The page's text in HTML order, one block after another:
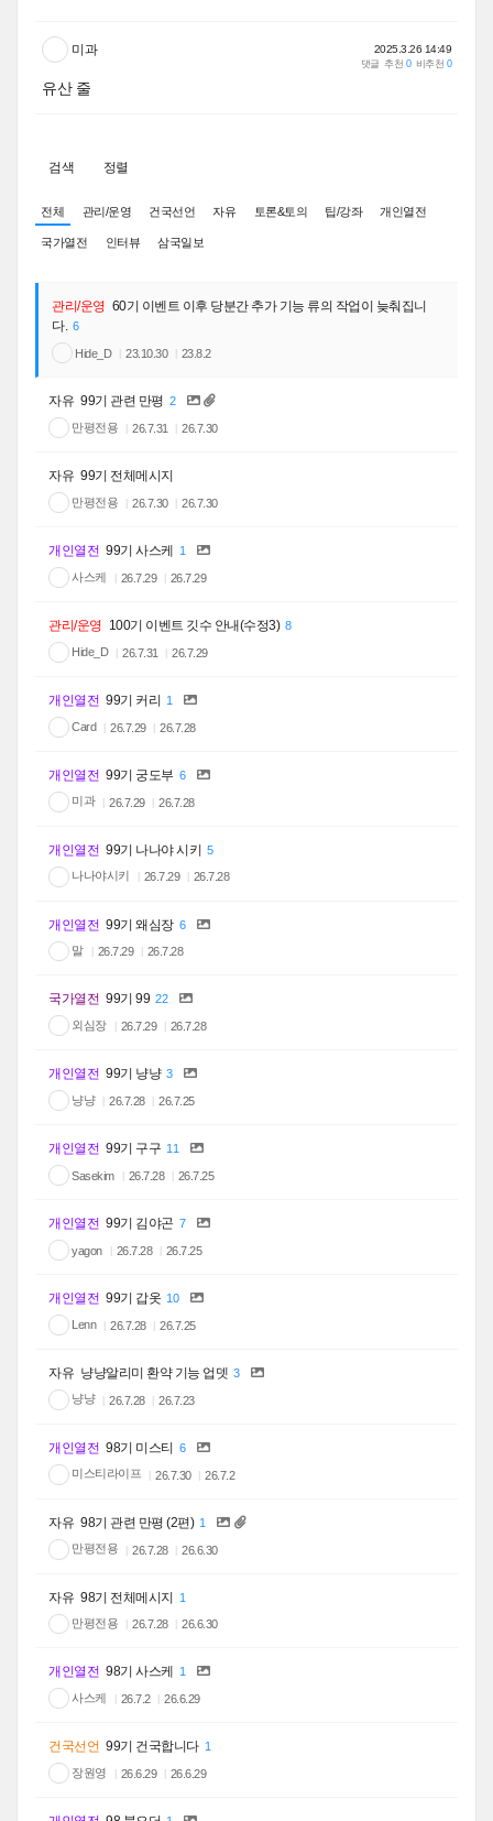
미과 2025.3.26 14:49
댓글 추천 0 비추천 0
유산 줄
검색 정렬
전체 관리/운영 건국선언 자유 토론&토의 팁/강좌 개인열전
국가열전 인터뷰 삼국일보
관리/운영 60기 이벤트 이후 당분간 추가 기능 류의 작업이 늦춰집니
다. 6
Hide_D 23.10.30 23.8.2
자유 99기 관련 만평 2
만평전용
26.7.31 26.7.30
자유 99기 전체메시지
만평전용 26.7.30 26.7.30
개인열전 99기 사스케
1
사스케
26.7.29 26.7.29
관리/운영 100기 이벤트 깃수 안내(수정3) 8
Hide_D 26.7.31 26.7.29
개인열전 99기 커리 1
Card 26.7.29 26.7.28
개인열전 99기 궁도부 6
미과
26.7.29 26.7.28
개인열전 99기 나나야 시키 5
나나야시키
26.7.29 26.7.28
개인열전 99기 왜심장 6
말
26.7.29 26.7.28
국가열전 99기 99 22
외심장
26.7.29 26.7.28
개인열전 99기 냥냥 3
냥냥
26.7.28 26.7.25
개인열전 99기 구구 11
Sasekim 26.7.28 26.7.25
개인열전 99기 김야곤 7
yagon 26.7.28 26.7.25
개인열전 99기 갑옷 10
Lenn 26.7.28 26.7.25
자유 냥냥알리미 환약 기능 업뎃 3
냥냥
26.7.28 26.7.23
개인열전 98기 미스티 6
미스티라이프
26.7.30 26.7.2
자유 98기 관련 만평 (2편) 1
만평전용
26.7.28 26.6.30
자유 98기 전체메시지 1
만평전용
26.7.28 26.6.30
개인열전 98기 사스케
1
사스케
26.7.2 26.6.29
건국선언 99기 건국합니다 1
장원영
26.6.29 26.6.29